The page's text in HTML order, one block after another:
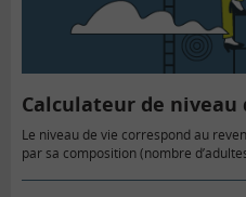
Calculateur de niveau
Le niveau de vie correspond au
par sa composition (nombre